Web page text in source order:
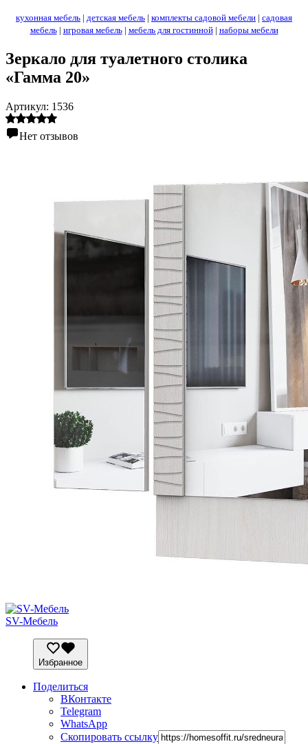
кухонная мебель | детская мебель | комплекты садовой мебели | садовая
мебель| игровая мебель| мебель для гостинной| наборы мебели
Зеркало для туалетного столика
«Гамма 20»
Артикул: 1536
Нет отзывов
SV-Мебель
Избранное
Поделиться
ВКонтакте
Telegram
WhatsApp
Скопировать ссылку